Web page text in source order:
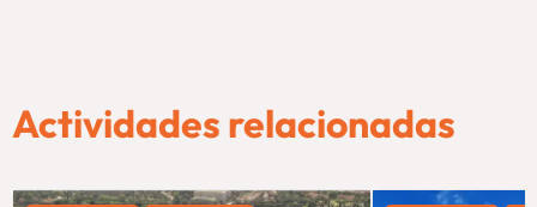
Actividades relacionadas